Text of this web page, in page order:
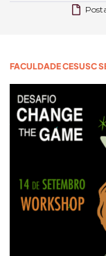
FACULDADE CESUSC